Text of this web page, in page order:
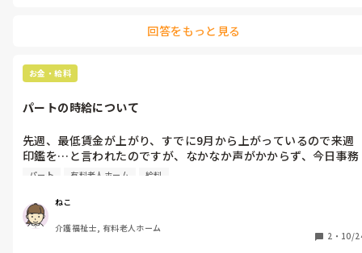
回答をもっと見る
お金・給料
パートの時給について
先週、最低賃金が上がり、すでに9月から上がっているので来週
印鑑を…と言われたのですが、なかなか声がかからず、今日事務
さんにどうなっているのか聞いたところ“まだ本社からの認証が
他のパートさんは認証が降りているようで、既にサインしていま
す。
1日5時間のパートですが(有料老人ホーム)そういうことはフルタ
パート 有料老人ホーム 給料
ねこ
介護福祉士, 有料老人ホーム
2 ・ 10/